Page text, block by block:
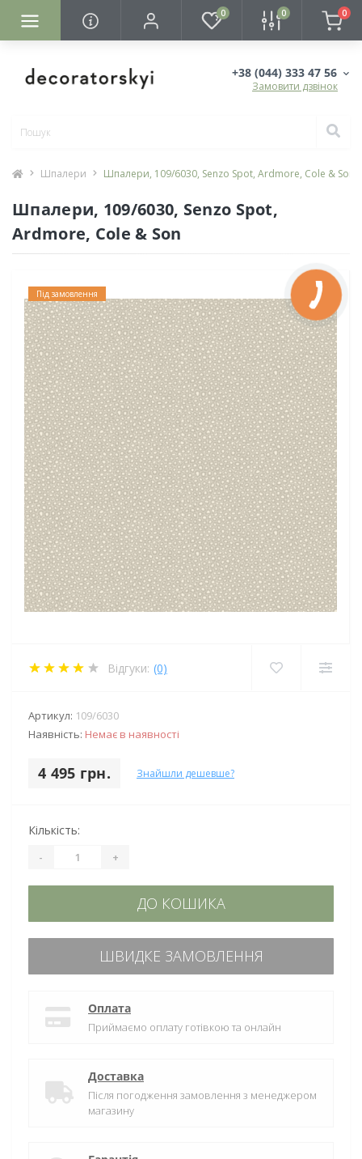
0 0 0
+38 (044) 333 47 56
Замовити дзвінок
Шпалери Шпалери, 109/6030, Senzo Spot, Ardmore, Cole & Son
Шпалери, 109/6030, Senzo Spot,
Ardmore, Cole & Son
Під замовлення
Відгуки: (0)
Артикул: 109/6030
Наявність: Немає в наявності
4 495 грн. Знайшли дешевше?
Кількість:
- +
ДО КОШИКА
ШВИДКЕ ЗАМОВЛЕННЯ
Оплата
Приймаємо оплату готівкою та онлайн
Доставка
Після погодження замовлення з менеджером
магазину